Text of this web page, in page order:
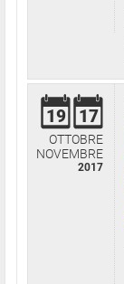
19 17
OTTOBRE
NOVEMBRE
2017